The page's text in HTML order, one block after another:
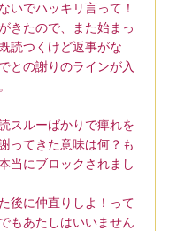
いでハッキリ言って！
きたので、また始まっ
読つくけど返事がな
との謝りのラインが入
スルーばかりで痺れを
ってきた意味は何？も
当にブロックされまし
後に仲直りしよ！って
もあたしはいいません